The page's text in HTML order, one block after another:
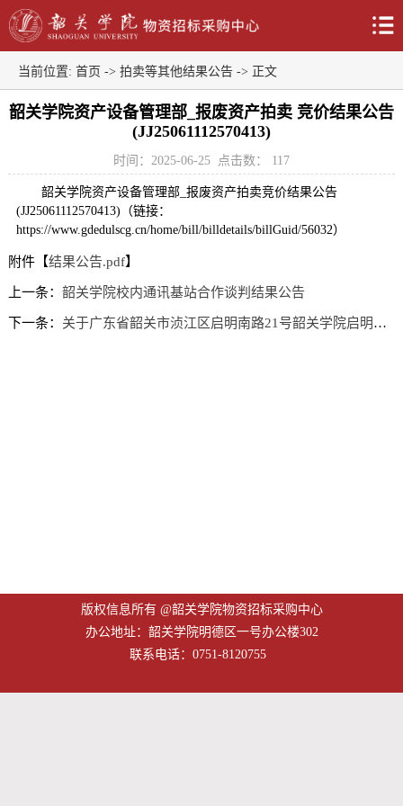
当前位置: 首页 -> 拍卖等其他结果公告 -> 正文
韶关学院资产设备管理部_报废资产拍卖 竞价结果公告
(JJ25061112570413)
时间：2025-06-25 点击数： 117
韶关学院资产设备管理部_报废资产拍卖竞价结果公告
(JJ25061112570413)（链接：
https://www.gdedulscg.cn/home/bill/billdetails/billGuid/56032）
附件【结果公告.pdf】
上一条： 韶关学院校内通讯基站合作谈判结果公告
下一条： 关于广东省韶关市浈江区启明南路21号韶关学院启明路教工宿舍B栋-3号商铺等4项物业租赁权拍卖结果公告
版权信息所有 @韶关学院物资招标采购中心
办公地址：韶关学院明德区一号办公楼302
联系电话：0751-8120755